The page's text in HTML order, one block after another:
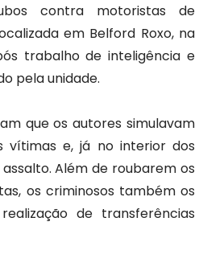
contra motoristas de
em Belford Roxo, na
trabalho de inteligência e
pela unidade.
que os autores simulavam
vítimas e, já no interior dos
Além de roubarem os
os criminosos também os
de transferências